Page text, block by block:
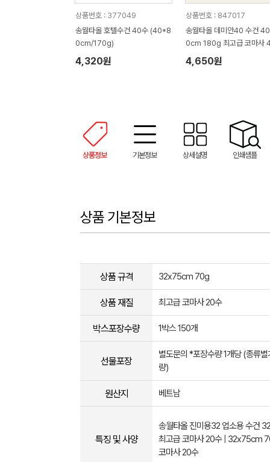
상품번호 : 377049
송월타올 호텔수건 40수 (40*8
0cm/170g)
4,320원
상품번호 : 847017
송월타올 데미안40 수건
0cm 180g 최고급 코마사
수
4,650원
상품정보 기본정보 상세설명 인쇄샘플
상품 기본정보
상품 규격 32x75cm 70g
상품 재질 최고급 코마사 20수
박스포장수량 1박스 150개
선물포장
별도문의 *포장수량 1개당 (종류
량)
원산지 베트남
특징 및 사양
송월타올 진미용32 업소용 수건
최고급 코마사 20수 | 32x75cm
코마사 20수